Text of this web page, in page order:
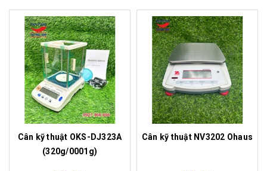
Cân kỹ thuật OKS-DJ323A
(320g/0001g)
Cân kỹ thuật NV3202 Ohaus